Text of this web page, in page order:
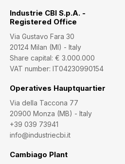
Industrie CBI S.p.A. -
Registered Office
Via Gustavo Fara 30
20124 Milan (MI) - Italy
Share capital: € 3.000.000
VAT number: IT04230990154
Operatives Hauptquartier
Via della Taccona 77
20900 Monza (MB) - Italy
+39 039 73941
info@industriecbi.it
Cambiago Plant